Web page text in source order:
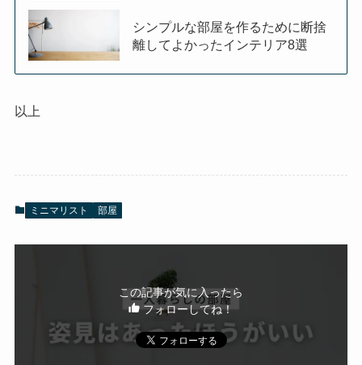
シンプルな部屋を作るために断捨
離してよかったインテリア8選
以上
ミニマリスト 部屋
この記事が気に入ったら
フォローしてね！